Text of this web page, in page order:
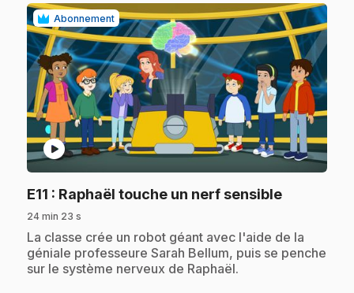
Abonnement
play_circle
E11 : Raphaël touche un nerf sensible.
24 min 23 s
.La classe crée un robot géant avec l'aide de la
géniale professeure Sarah Bellum, puis se penche
sur le système nerveux de Raphaël.